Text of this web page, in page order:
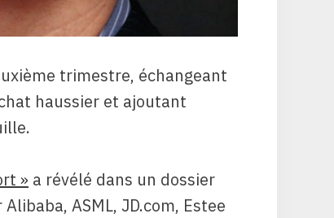
trimestre, échangeant
haussier et ajoutant
» a révélé dans un dossier
ASML, JD.com, Estee